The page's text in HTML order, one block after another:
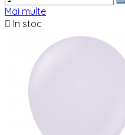
Mai multe
 In stoc